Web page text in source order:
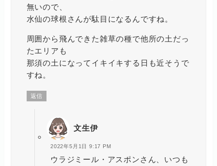
無いので、
水仙の球根さんが駄目になるんですね。
周囲から飛んできた雑草の種で他所の土だっ
たエリアも
那須の土になってイキイキする日も近そうで
すね。
返信
文生伊
2022年5月1日 9:17 PM
ウラジミール・アスポンさん、いつも